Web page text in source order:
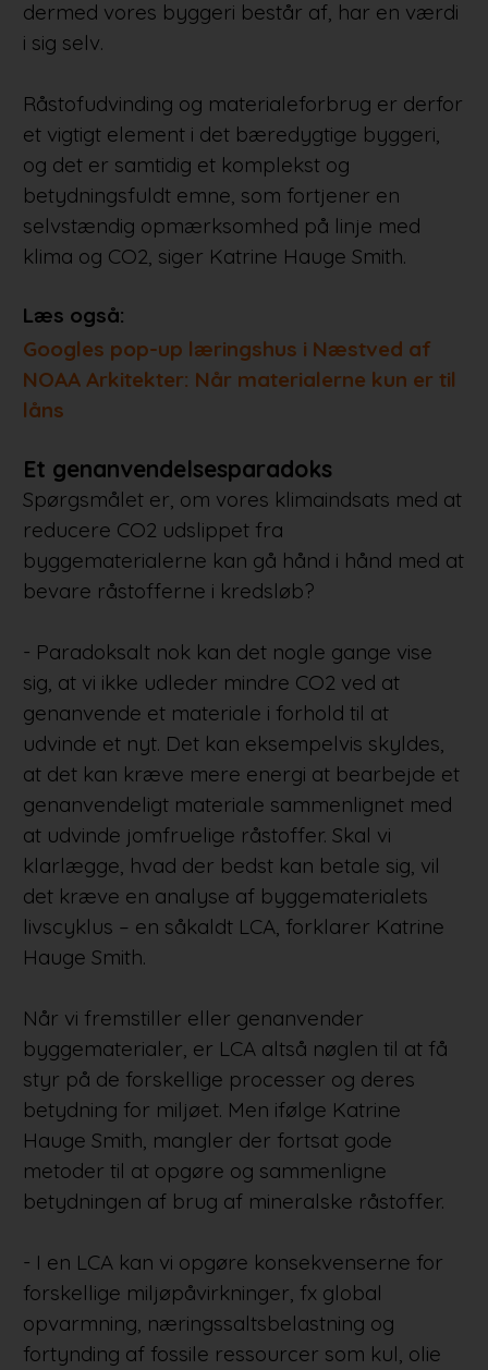
dermed vores byggeri består af, har en værdi
i sig selv.
Råstofudvinding og materialeforbrug er derfor
et vigtigt element i det bæredygtige byggeri,
og det er samtidig et komplekst og
betydningsfuldt emne, som fortjener en
selvstændig opmærksomhed på linje med
klima og CO2, siger Katrine Hauge Smith.
Læs også:
Googles pop-up læringshus i Næstved af
NOAA Arkitekter: Når materialerne kun er til
låns
Et genanvendelsesparadoks
Spørgsmålet er, om vores klimaindsats med at
reducere CO2 udslippet fra
byggematerialerne kan gå hånd i hånd med at
bevare råstofferne i kredsløb?
- Paradoksalt nok kan det nogle gange vise
sig, at vi ikke udleder mindre CO2 ved at
genanvende et materiale i forhold til at
udvinde et nyt. Det kan eksempelvis skyldes,
at det kan kræve mere energi at bearbejde et
genanvendeligt materiale sammenlignet med
at udvinde jomfruelige råstoffer. Skal vi
klarlægge, hvad der bedst kan betale sig, vil
det kræve en analyse af byggematerialets
livscyklus – en såkaldt LCA, forklarer Katrine
Hauge Smith.
Når vi fremstiller eller genanvender
byggematerialer, er LCA altså nøglen til at få
styr på de forskellige processer og deres
betydning for miljøet. Men ifølge Katrine
Hauge Smith, mangler der fortsat gode
metoder til at opgøre og sammenligne
betydningen af brug af mineralske råstoffer.
- I en LCA kan vi opgøre konsekvenserne for
forskellige miljøpåvirkninger, fx global
opvarmning, næringssaltsbelastning og
fortynding af fossile ressourcer som kul, olie